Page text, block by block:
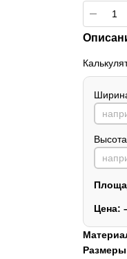
Цена: